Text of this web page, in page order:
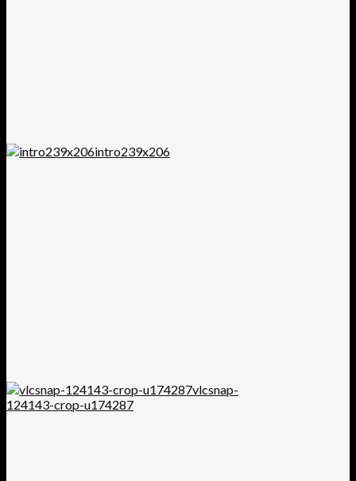
intro239x206
vlcsnap-
124143-crop-u174287